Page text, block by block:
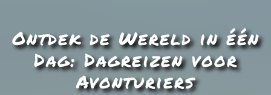
Ontdek de Wereld in één
Dag: Dagreizen voor
Avonturiers